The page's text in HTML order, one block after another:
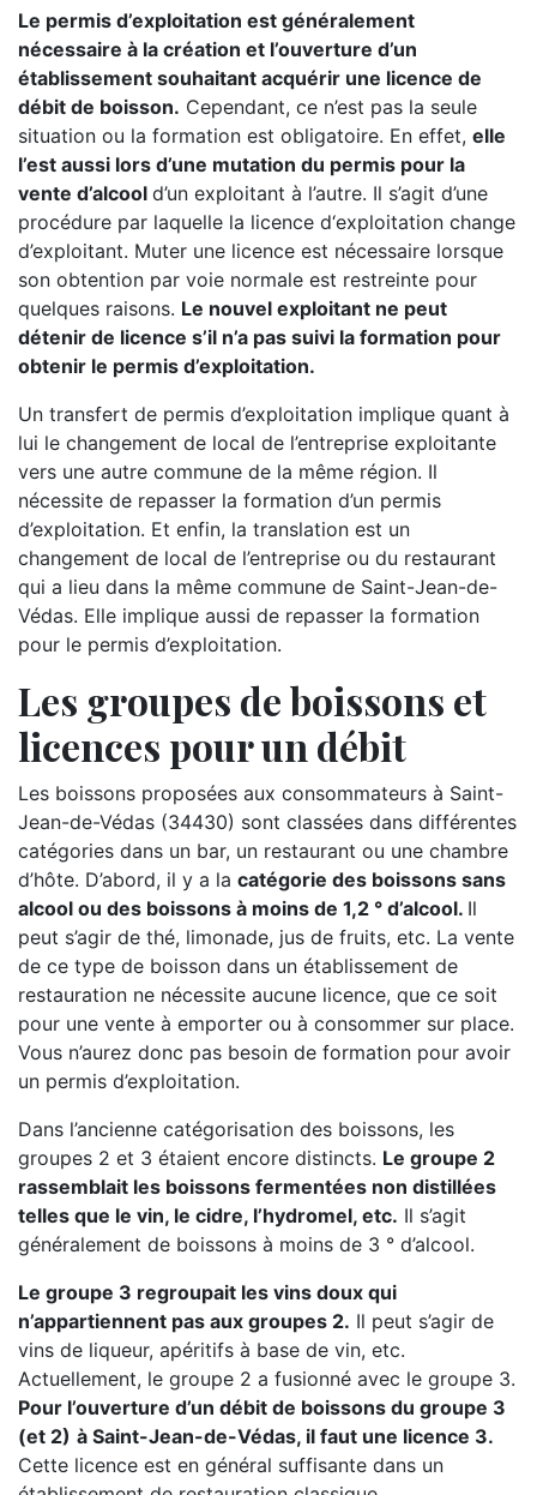
Le permis d’exploitation est généralement
nécessaire à la création et l’ouverture d’un
établissement souhaitant acquérir une licence de
débit de boisson. Cependant, ce n’est pas la seule
situation ou la formation est obligatoire. En effet, elle
l’est aussi lors d’une mutation du permis pour la
vente d’alcool d’un exploitant à l’autre. Il s’agit d’une
procédure par laquelle la licence d‘exploitation change
d’exploitant. Muter une licence est nécessaire lorsque
son obtention par voie normale est restreinte pour
quelques raisons. Le nouvel exploitant ne peut
détenir de licence s’il n’a pas suivi la formation pour
obtenir le permis d’exploitation.
Un transfert de permis d’exploitation implique quant à
lui le changement de local de l’entreprise exploitante
vers une autre commune de la même région. Il
nécessite de repasser la formation d’un permis
d’exploitation. Et enfin, la translation est un
changement de local de l’entreprise ou du restaurant
qui a lieu dans la même commune de Saint-Jean-de-
Védas. Elle implique aussi de repasser la formation
pour le permis d’exploitation.
Les groupes de boissons et
licences pour un débit
Les boissons proposées aux consommateurs à Saint-
Jean-de-Védas (34430) sont classées dans différentes
catégories dans un bar, un restaurant ou une chambre
d’hôte. D’abord, il y a la catégorie des boissons sans
alcool ou des boissons à moins de 1,2 ° d’alcool. Il
peut s’agir de thé, limonade, jus de fruits, etc. La vente
de ce type de boisson dans un établissement de
restauration ne nécessite aucune licence, que ce soit
pour une vente à emporter ou à consommer sur place.
Vous n’aurez donc pas besoin de formation pour avoir
un permis d’exploitation.
Dans l’ancienne catégorisation des boissons, les
groupes 2 et 3 étaient encore distincts. Le groupe 2
rassemblait les boissons fermentées non distillées
telles que le vin, le cidre, l’hydromel, etc. Il s’agit
généralement de boissons à moins de 3 ° d’alcool.
Le groupe 3 regroupait les vins doux qui
n’appartiennent pas aux groupes 2. Il peut s’agir de
vins de liqueur, apéritifs à base de vin, etc.
Actuellement, le groupe 2 a fusionné avec le groupe 3.
Pour l’ouverture d’un débit de boissons du groupe 3
(et 2) à Saint-Jean-de-Védas, il faut une licence 3.
Cette licence est en général suffisante dans un